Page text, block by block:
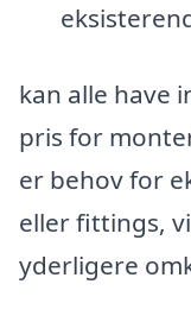
kan alle have
pris for
er behov for
eller fittings,
yderligere